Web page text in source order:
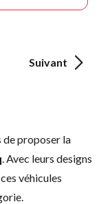
Suivant
de proposer la
. Avec leurs designs
véhicules